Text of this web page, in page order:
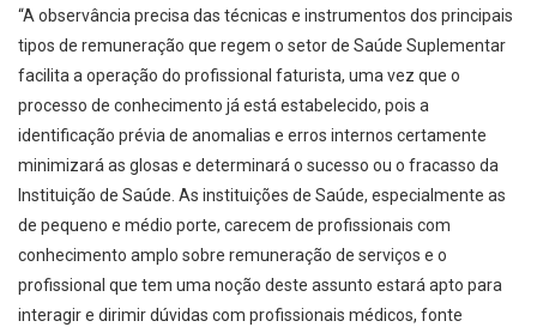
“A observância precisa das técnicas e instrumentos dos principais
tipos de remuneração que regem o setor de Saúde Suplementar
facilita a operação do profissional faturista, uma vez que o
processo de conhecimento já está estabelecido, pois a
identificação prévia de anomalias e erros internos certamente
minimizará as glosas e determinará o sucesso ou o fracasso da
Instituição de Saúde. As instituições de Saúde, especialmente as
de pequeno e médio porte, carecem de profissionais com
conhecimento amplo sobre remuneração de serviços e o
profissional que tem uma noção deste assunto estará apto para
interagir e dirimir dúvidas com profissionais médicos, fonte